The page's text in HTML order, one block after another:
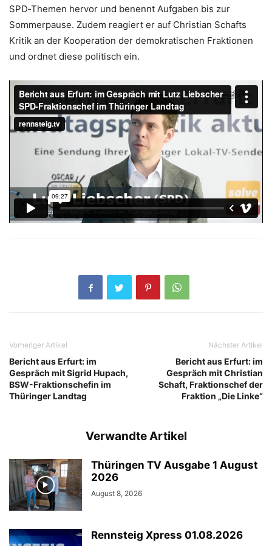
SPD‑Themen hervor und benennt Aufgaben bis zur
Sommerpause. Zudem reagiert er auf Christian Schafts
Kritik an der Kooperation der demokratischen Fraktionen
und ordnet diese politisch ein.
Vorheriger Artikel
Bericht aus Erfurt: im
Gespräch mit Sigrid Hupach,
BSW-Fraktionschefin im
Thüringer Landtag
Nächster Artikel
Bericht aus Erfurt: im
Gespräch mit Christian
Schaft, Fraktionschef der
Fraktion „Die Linke“
Verwandte Artikel
Thüringen TV Ausgabe 1 August
2026
August 8, 2026
Rennsteig Xpress 01.08.2026